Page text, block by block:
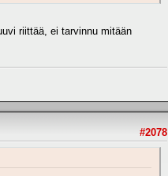
riittää, ei tarvinnu mitään
#2078